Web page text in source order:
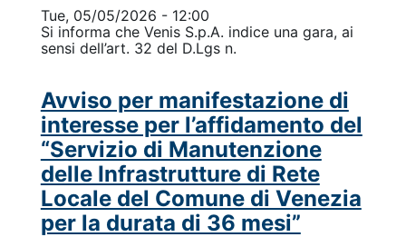
Tue, 05/05/2026 - 12:00
Si informa che Venis S.p.A. indice una gara, ai
sensi dell’art. 32 del D.Lgs n.
Avviso per manifestazione di
interesse per l’affidamento del
“Servizio di Manutenzione
delle Infrastrutture di Rete
Locale del Comune di Venezia
per la durata di 36 mesi”